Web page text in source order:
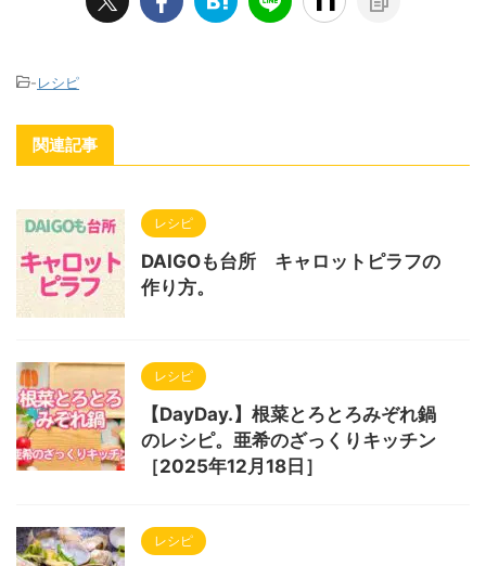
-レシピ
関連記事
レシピ
DAIGOも台所 キャロットピラフの
作り方。
レシピ
【DayDay.】根菜とろとろみぞれ鍋
のレシピ。亜希のざっくりキッチン
［2025年12月18日］
レシピ